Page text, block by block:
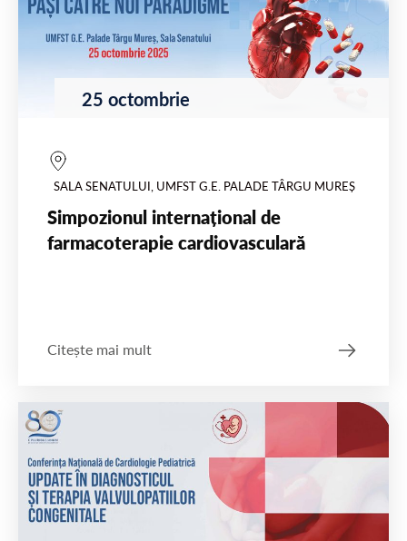
25 octombrie
SALA SENATULUI, UMFST G.E. PALADE TÂRGU MUREȘ
Simpozionul internațional de
farmacoterapie cardiovasculară
Citește mai mult